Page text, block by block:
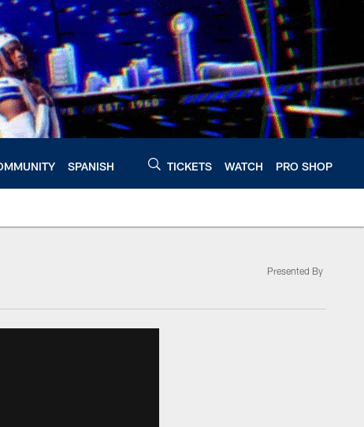
SPANISH TICKETS WATCH PRO SHOP
Presented By